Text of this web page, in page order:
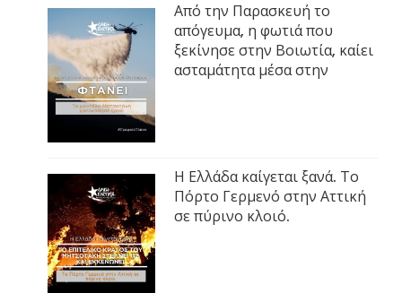
Από την Παρασκευή το
απόγευμα, η φωτιά που
ξεκίνησε στην Βοιωτία, καίει
ασταμάτητα μέσα στην
Η Ελλάδα καίγεται ξανά. Το
Πόρτο Γερμενό στην Αττική
σε πύρινο κλοιό.